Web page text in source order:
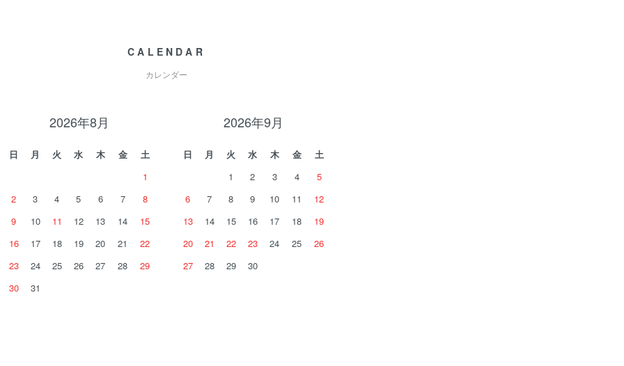
CALENDAR
カレンダー
2026年8月
日 月 火 水 木 金
土
1
2
3 4 5 6 7
8
9
10 11 12 13 14
15
16
17 18 19 20 21
22
23
24 25 26 27 28
29
30
31
2026年9月
日 月 火 水 木 金
土
1
2 3 4
5
6
7 8 9 10 11
12
13
14 15 16 17 18
19
20
21 22 23 24 25
26
27
28 29 30